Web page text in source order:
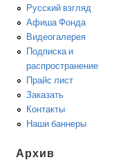
Русский взгляд
Афиша Фонда
Видеогалерея
Подписка и
распространение
Прайс лист
Заказать
Контакты
Наши баннеры
Архив